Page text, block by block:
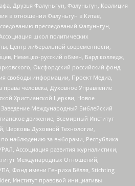
Друзья Фалуньгун, Фалуньгун, Коалиция
в отношении Фалуньгун в Китае,
преследований Фалуньгун,
школ политических
Центр либеральной современности,
Немецко-русский обмен, Бард колледж,
Оксфордский российский фонд,
свободы информации, Проект Медиа,
права человека, Духовное Управление
Христианской Церкви, Новое
Международный Библейский
движение, Всемирный Институт
Церковь Духовной Технологии,
по наблюдению за выборами, Республика
Ассоциация развития журналистики,
Международных Отношений,
Фонд имени Генриха Бёлля, Stichting
Институт правовой инициативы